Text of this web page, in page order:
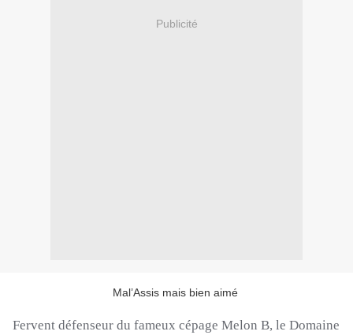
Publicité
Mal’Assis mais bien aimé
Fervent défenseur du fameux cépage Melon B, le Domaine